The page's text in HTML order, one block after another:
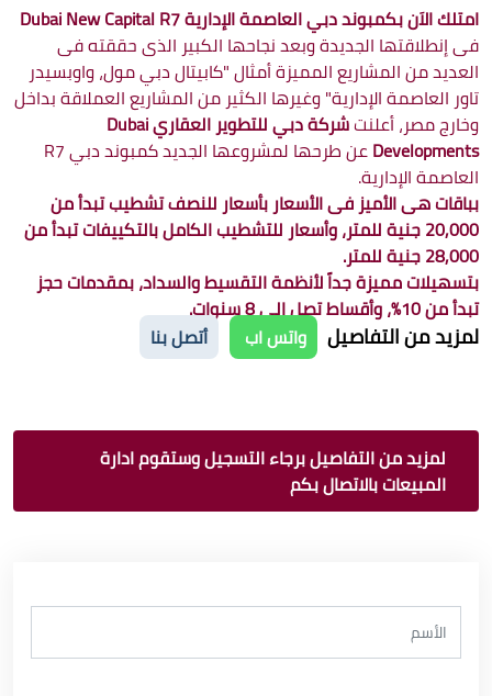
امتلك الاَن بكمبوند دبي العاصمة الإدارية Dubai New Capital R7
فى إنطلاقتها الجديدة وبعد نجاحها الكبير الذى حققته فى
العديد من المشاريع المميزة أمثال "كابيتال دبي مول، واوبسيدر
تاور العاصمة الإدارية" وغيرها الكثير من المشاريع العملاقة بداخل
وخارج مصر، أعلنت
شركة دبي للتطوير العقاري Dubai
Developments
عن طرحها لمشروعها الجديد كمبوند دبي R7
العاصمة الإدارية.
بباقات هى الأميز فى الأسعار بأسعار للنصف تشطيب تبدأ من
20,000 جنية للمتر، وأسعار للتشطيب الكامل بالتكييفات تبدأ من
28,000 جنية للمتر.
بتسهيلات مميزة جداً لأنظمة التقسيط والسداد، بمقدمات حجز
تبدأ من 10%، وأقساط تصل إلى 8 سنوات.
لمزيد من التفاصيل واتس اب أتصل بنا
لمزيد من التفاصيل برجاء التسجيل وستقوم ادارة
المبيعات بالاتصال بكم